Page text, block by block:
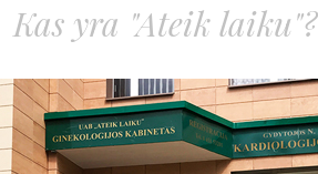
Kas yra "Ateik laiku"?